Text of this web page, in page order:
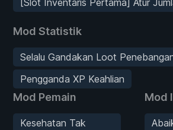
Mod Statistik
Selalu Gandakan Loot
Pengganda XP Keahlian
Mod Pemain
Kesehatan Tak
Mod